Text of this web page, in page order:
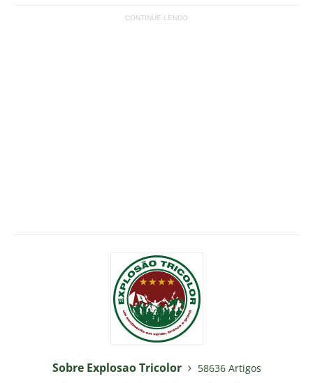
CONTINUE LENDO
Sobre Explosao Tricolor
58636 Artigos